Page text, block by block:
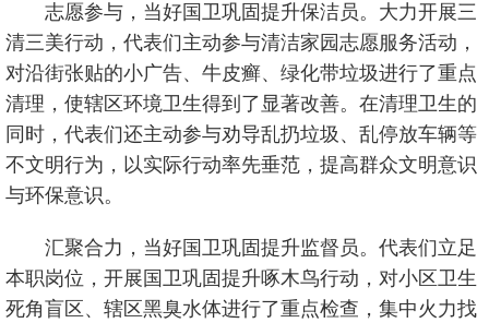
志愿参与，当好国卫巩固提升保洁员。大力开展三
清三美行动，代表们主动参与清洁家园志愿服务活动，
对沿街张贴的小广告、牛皮癣、绿化带垃圾进行了重点
清理，使辖区环境卫生得到了显著改善。在清理卫生的
同时，代表们还主动参与劝导乱扔垃圾、乱停放车辆等
不文明行为，以实际行动率先垂范，提高群众文明意识
与环保意识。
汇聚合力，当好国卫巩固提升监督员。代表们立足
本职岗位，开展国卫巩固提升啄木鸟行动，对小区卫生
死角盲区、辖区黑臭水体进行了重点检查，集中火力找